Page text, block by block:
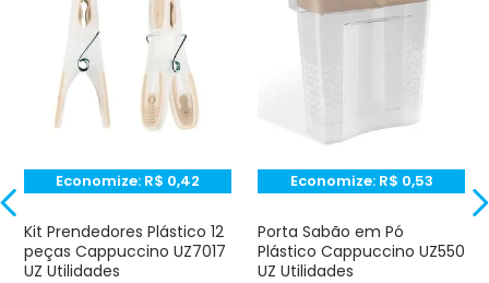
Avalie o produto de 1 até 5 estrelas
★ ★★ ☆☆
Endereço de e-mail
Economize: R$ 0,42
Kit Prendedores Plástico 12
peças Cappuccino UZ7017
UZ Utilidades
Economize: R$ 0,53
Porta Sabão em Pó
Plástico Cappuccino UZ550
UZ Utilidades